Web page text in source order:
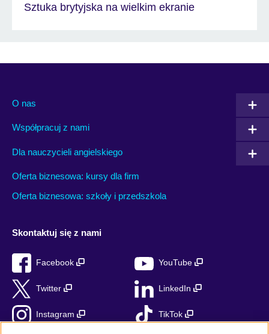
Sztuka brytyjska na wielkim ekranie
O nas
Współpracuj z nami
Dla nauczycieli angielskiego
Oferta biznesowa: kursy dla firm
Oferta biznesowa: szkoły i przedszkola
Skontaktuj się z nami
Facebook YouTube
Twitter LinkedIn
Instagram TikTok